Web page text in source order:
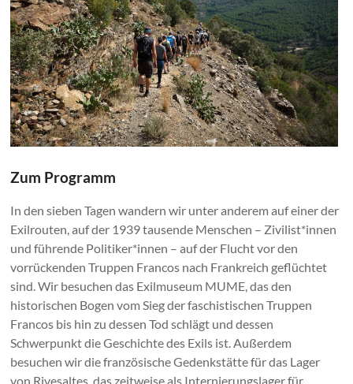
Zum Programm
In den sieben Tagen wandern wir unter anderem auf einer der
Exilrouten, auf der 1939 tausende Menschen – Zivilist*innen
und führende Politiker*innen – auf der Flucht vor den
vorrückenden Truppen Francos nach Frankreich geflüchtet
sind. Wir besuchen das Exilmuseum MUME, das den
historischen Bogen vom Sieg der faschistischen Truppen
Francos bis hin zu dessen Tod schlägt und dessen
Schwerpunkt die Geschichte des Exils ist. Außerdem
besuchen wir die französische Gedenkstätte für das Lager
von Rivesaltes, das zeitweise als Internierungslager für